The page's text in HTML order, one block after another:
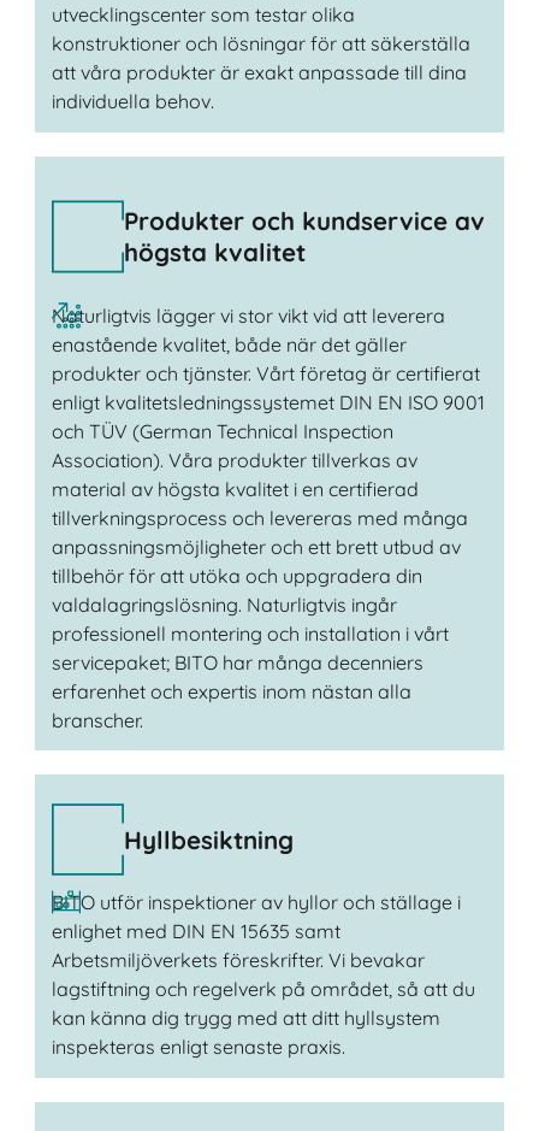
utvecklingscenter som testar olika
konstruktioner och lösningar för att säkerställa
att våra produkter är exakt anpassade till dina
individuella behov.
Produkter och kundservice av
högsta kvalitet
Naturligtvis lägger vi stor vikt vid att leverera
enastående kvalitet, både när det gäller
produkter och tjänster. Vårt företag är certifierat
enligt kvalitetsledningssystemet DIN EN ISO 9001
och TÜV (German Technical Inspection
Association). Våra produkter tillverkas av
material av högsta kvalitet i en certifierad
tillverkningsprocess och levereras med många
anpassningsmöjligheter och ett brett utbud av
tillbehör för att utöka och uppgradera din
valdalagringslösning. Naturligtvis ingår
professionell montering och installation i vårt
servicepaket; BITO har många decenniers
erfarenhet och expertis inom nästan alla
branscher.
Hyllbesiktning
BITO utför inspektioner av hyllor och ställage i
enlighet med DIN EN 15635 samt
Arbetsmiljöverkets föreskrifter. Vi bevakar
lagstiftning och regelverk på området, så att du
kan känna dig trygg med att ditt hyllsystem
inspekteras enligt senaste praxis.